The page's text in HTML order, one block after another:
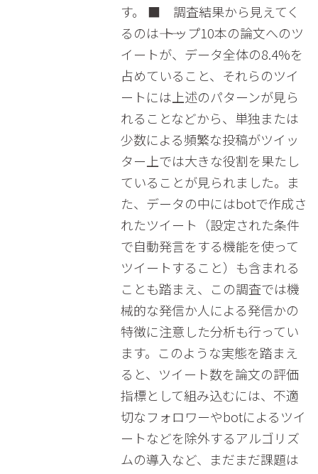
す。 ■ 調査結果から見えてく
るのは―― トップ10本の論文へのツ
イートが、データ全体の8.4%を
占めていること、それらのツイ
ートには上述のパターンが見ら
れることなどから、単独または
少数による頻繁な投稿がツイッ
ター上では大きな役割を果たし
ていることが見られました。ま
た、データの中にはbotで作成さ
れたツイート（設定された条件
で自動発言をする機能を使って
ツイートすること）も含まれる
ことも踏まえ、この調査では機
械的な発信か人による発信かの
特徴に注意した分析も行ってい
ます。このような実態を踏まえ
ると、ツイート数を論文の評価
指標として組み込むには、不適
切なフォロワーやbotによるツイ
ートなどを除外するアルゴリズ
ムの導入など、まだまだ課題は